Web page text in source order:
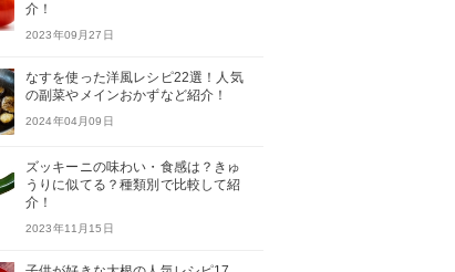
介！
2023年09月27日
なすを使った洋風レシピ22選！人気
の副菜やメインおかずなど紹介！
2024年04月09日
ズッキーニの味わい・食感は？きゅ
うりに似てる？種類別で比較して紹
介！
2023年11月15日